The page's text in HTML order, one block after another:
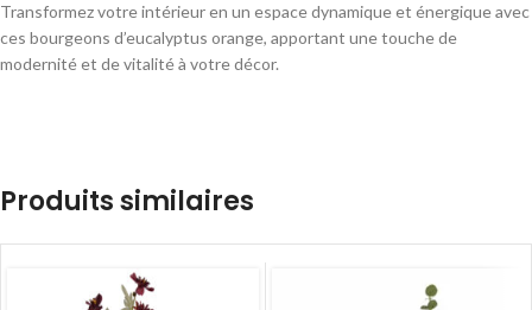
Transformez votre intérieur en un espace dynamique et énergique avec
ces bourgeons d’eucalyptus orange, apportant une touche de
modernité et de vitalité à votre décor.
Produits similaires